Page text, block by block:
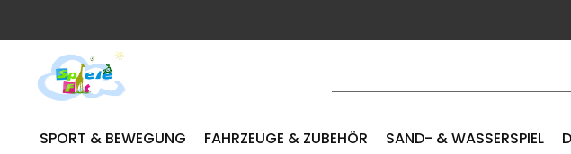
SPORT & BEWEGUNG FAHRZEUGE & ZUBEHÖR SAND- & WASSERSPIEL